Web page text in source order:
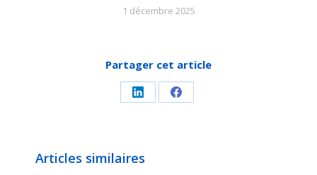
1 décembre 2025
Partager cet article
PartagerPartager
Articles similaires